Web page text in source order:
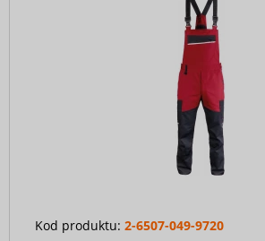
Kod produktu: 2-6507-049-9720